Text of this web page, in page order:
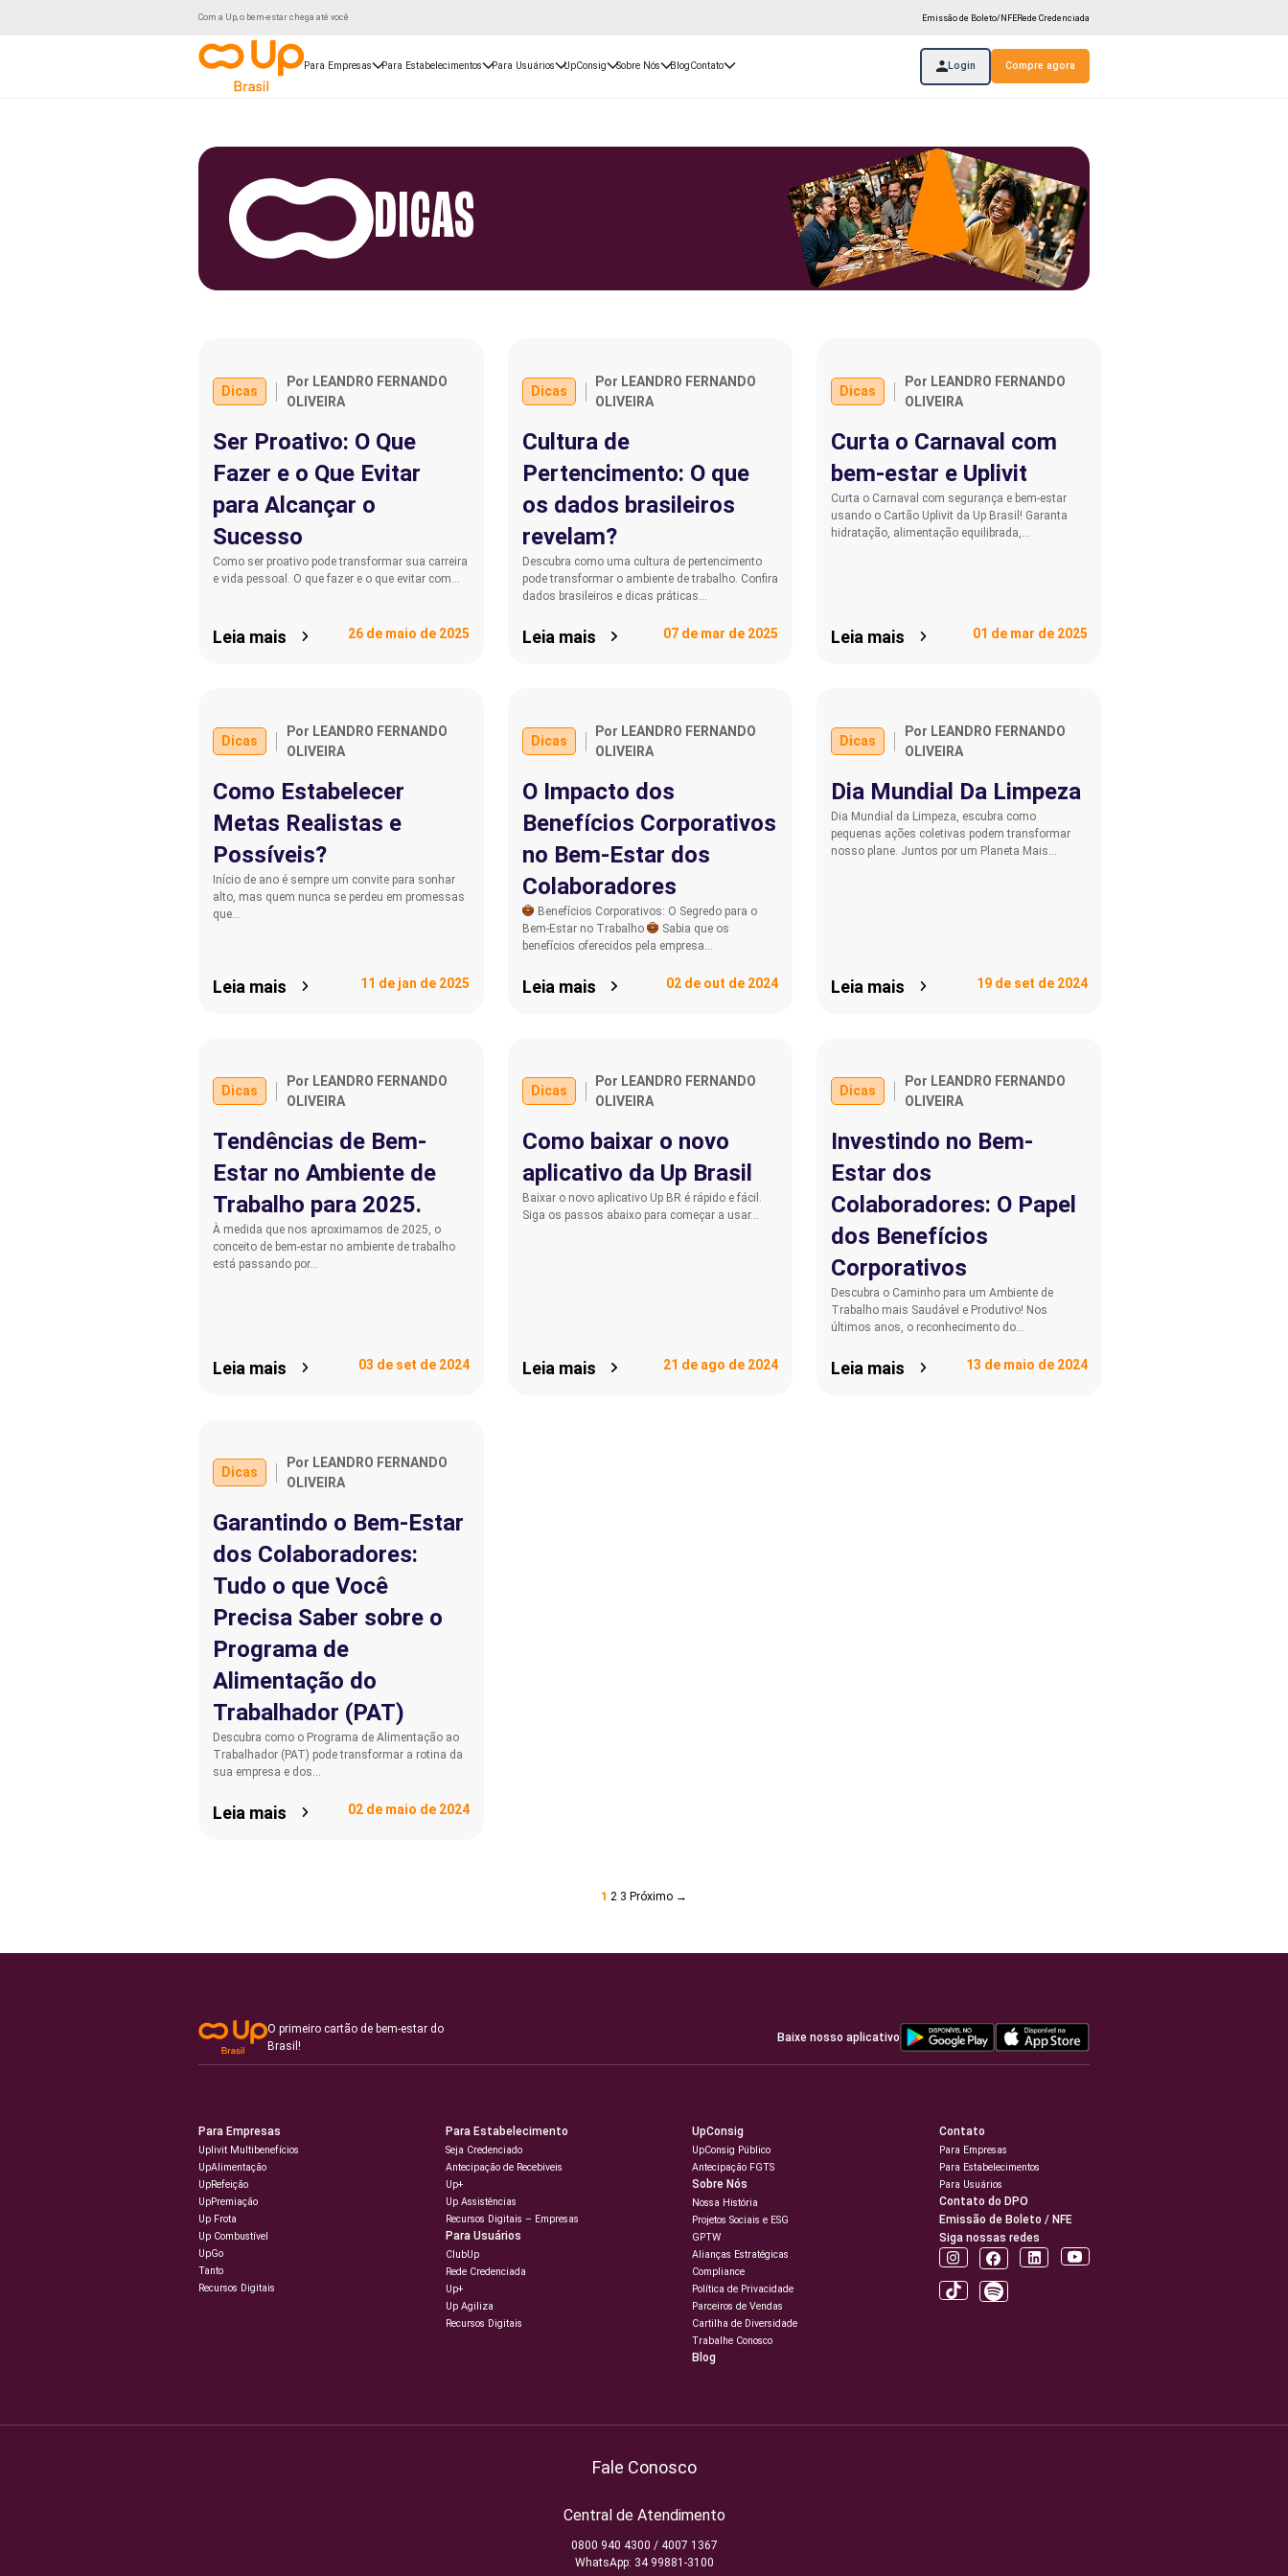
Com a Up, o bem-estar chega até você Emissão de Boleto/NFE Rede Credenciada
Para Empresas Para Estabelecimentos Para Usuários UpConsig Sobre Nós BlogContato Login Compre agora
DICAS
Dicas
Por LEANDRO FERNANDO
OLIVEIRA
Ser Proativo: O Que
Fazer e o Que Evitar
para Alcançar o
Sucesso
Como ser proativo pode transformar sua carreira
e vida pessoal. O que fazer e o que evitar com…
Leia mais 26 de maio de 2025
Dicas
Por LEANDRO FERNANDO
OLIVEIRA
Cultura de
Pertencimento: O que
os dados brasileiros
revelam?
Descubra como uma cultura de pertencimento
pode transformar o ambiente de trabalho. Confira
dados brasileiros e dicas práticas…
Leia mais 07 de mar de 2025
Dicas
Por LEANDRO FERNANDO
OLIVEIRA
Curta o Carnaval com
bem-estar e Uplivit
Curta o Carnaval com segurança e bem-estar
usando o Cartão Uplivit da Up Brasil! Garanta
hidratação, alimentação equilibrada,…
Leia mais 01 de mar de 2025
Dicas
Por LEANDRO FERNANDO
OLIVEIRA
Como Estabelecer
Metas Realistas e
Possíveis?
Início de ano é sempre um convite para sonhar
alto, mas quem nunca se perdeu em promessas
que…
Leia mais 11 de jan de 2025
Dicas
Por LEANDRO FERNANDO
OLIVEIRA
O Impacto dos
Benefícios Corporativos
no Bem-Estar dos
Colaboradores
Benefícios Corporativos: O Segredo para o
Bem-Estar no Trabalho
Sabia que os
benefícios oferecidos pela empresa…
Leia mais 02 de out de 2024
Dicas
Por LEANDRO FERNANDO
OLIVEIRA
Dia Mundial Da Limpeza
Dia Mundial da Limpeza, escubra como
pequenas ações coletivas podem transformar
nosso plane. Juntos por um Planeta Mais…
Leia mais 19 de set de 2024
Dicas
Por LEANDRO FERNANDO
OLIVEIRA
Tendências de Bem-
Estar no Ambiente de
Trabalho para 2025.
À medida que nos aproximamos de 2025, o
conceito de bem-estar no ambiente de trabalho
está passando por…
Leia mais 03 de set de 2024
Dicas
Por LEANDRO FERNANDO
OLIVEIRA
Como baixar o novo
aplicativo da Up Brasil
Baixar o novo aplicativo Up BR é rápido e fácil.
Siga os passos abaixo para começar a usar…
Leia mais 21 de ago de 2024
Dicas
Por LEANDRO FERNANDO
OLIVEIRA
Investindo no Bem-
Estar dos
Colaboradores: O Papel
dos Benefícios
Corporativos
Descubra o Caminho para um Ambiente de
Trabalho mais Saudável e Produtivo! Nos
últimos anos, o reconhecimento do…
Leia mais 13 de maio de 2024
Dicas
Por LEANDRO FERNANDO
OLIVEIRA
Garantindo o Bem-Estar
dos Colaboradores:
Tudo o que Você
Precisa Saber sobre o
Programa de
Alimentação do
Trabalhador (PAT)
Descubra como o Programa de Alimentação ao
Trabalhador (PAT) pode transformar a rotina da
sua empresa e dos…
Leia mais 02 de maio de 2024
1 2 3 Próximo →
O primeiro cartão de bem-estar do
Brasil!
Baixe nosso aplicativo
Para Empresas
Uplivit Multibenefícios
UpAlimentação
UpRefeição
UpPremiação
Up Frota
Up Combustível
UpGo
Tanto
Recursos Digitais
Para Estabelecimento
Seja Credenciado
Antecipação de Recebiveis
Up+
Up Assistências
Recursos Digitais – Empresas
Para Usuários
ClubUp
Rede Credenciada
Up+
Up Agiliza
Recursos Digitais
UpConsig
UpConsig Público
Antecipação FGTS
Sobre Nós
Nossa História
Projetos Sociais e ESG
GPTW
Alianças Estratégicas
Compliance
Política de Privacidade
Parceiros de Vendas
Cartilha de Diversidade
Trabalhe Conosco
Blog
Contato
Para Empresas
Para Estabelecimentos
Para Usuários
Contato do DPO
Emissão de Boleto / NFE
Siga nossas redes
Fale Conosco
Central de Atendimento
0800 940 4300 / 4007 1367
WhatsApp: 34 99881-3100